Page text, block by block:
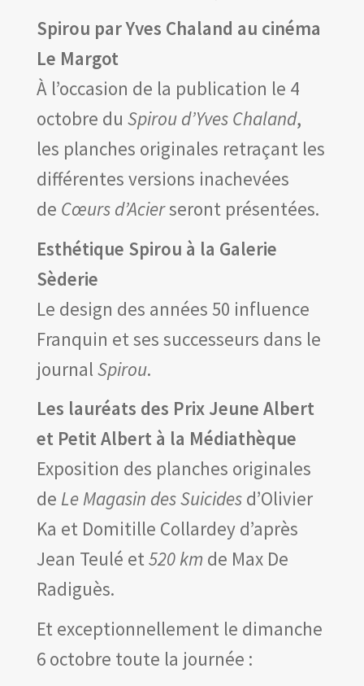
Spirou par Yves Chaland au cinéma
Le Margot
À l’occasion de la publication le 4
octobre du Spirou d’Yves Chaland,
les planches originales retraçant les
différentes versions inachevées
de Cœurs d’Acierseront présentées.
Esthétique Spirou à la Galerie
Sèderie
Le design des années 50 influence
Franquin et ses successeurs dans le
journal Spirou.
Les lauréats des Prix Jeune Albert
et Petit Albert à la Médiathèque
Exposition des planches originales
de Le Magasin des Suicidesd’Olivier
Ka et Domitille Collardey d’après
Jean Teulé et520 km de Max De
Radiguès.
Et exceptionnellement le dimanche
6 octobre toute la journée :